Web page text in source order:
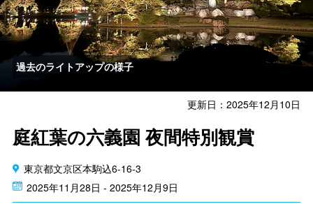
過去のライトアップの様子
更新日：2025年12月10日
庭紅葉の六義園 夜間特別観賞
東京都文京区本駒込6-16-3
2025年11月28日 - 2025年12月9日